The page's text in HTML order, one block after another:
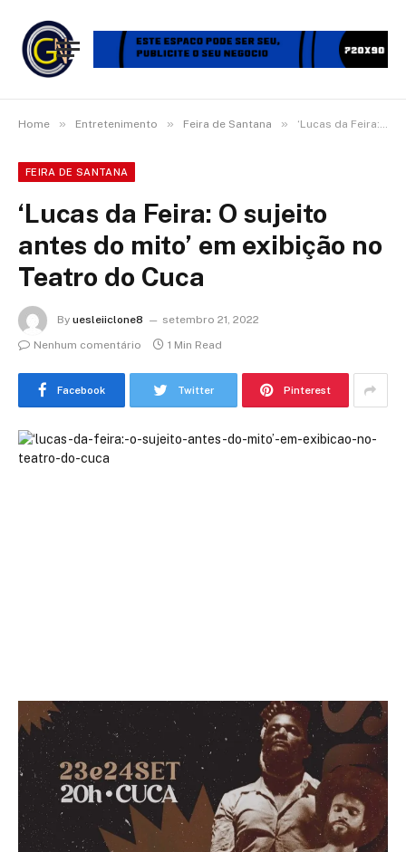
Home » Entretenimento » Feira de Santana » ‘Lucas da Feira: O sujeito antes do mito’ em exibição no Teatro do Cuca
FEIRA DE SANTANA
‘Lucas da Feira: O sujeito
antes do mito’ em exibição no
Teatro do Cuca
By uesleiiclone8
setembro 21, 2022
Nenhum comentário
1 Min Read
Facebook Twitter Pinterest